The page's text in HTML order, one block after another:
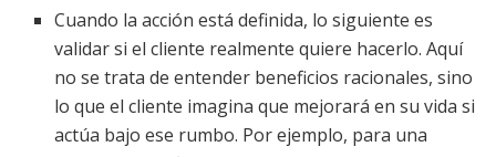
Cuando la acción está definida, lo siguiente es
validar si el cliente realmente quiere hacerlo. Aquí
no se trata de entender beneficios racionales, sino
lo que el cliente imagina que mejorará en su vida si
actúa bajo ese rumbo. Por ejemplo, para una